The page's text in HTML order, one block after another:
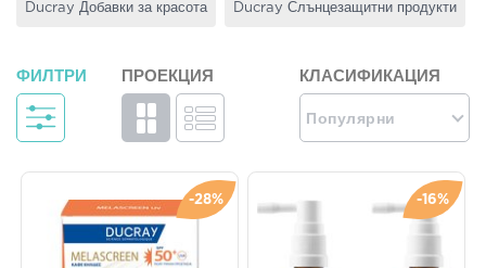
Ducray Добавки за красота Ducray Слънцезащитни продукти
ФИЛТРИ ПРОЕКЦИЯ КЛАСИФИКАЦИЯ
Популярни
-28% -16%